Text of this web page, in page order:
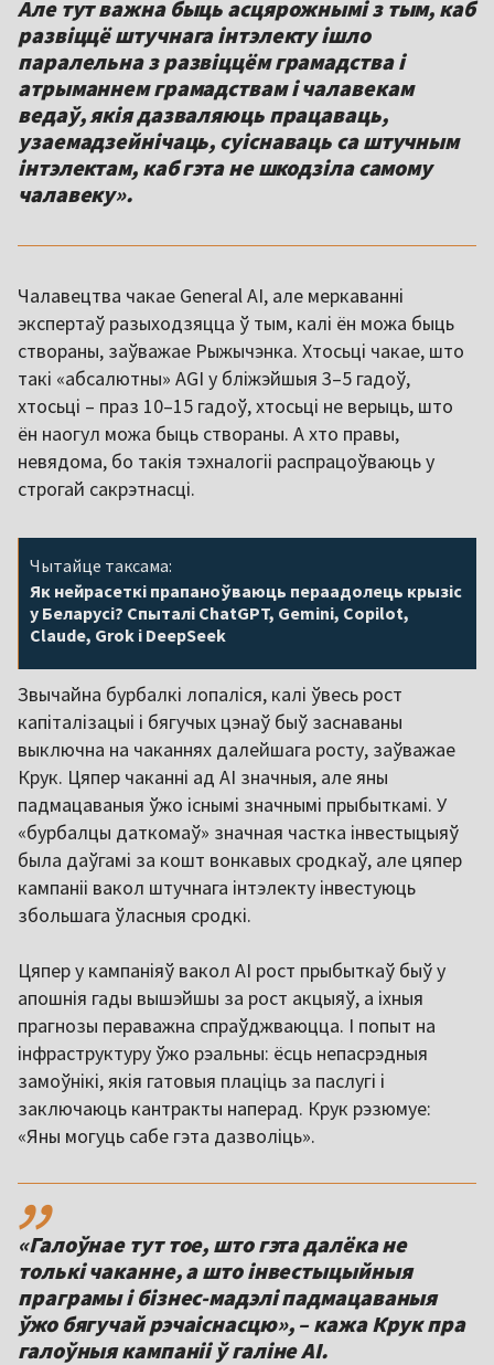
Але тут важна быць асцярожнымі з тым, каб
развіццё штучнага інтэлекту ішло
паралельна з развіццём грамадства і
атрыманнем грамадствам і чалавекам
ведаў, якія дазваляюць працаваць,
узаемадзейнічаць, суіснаваць са штучным
інтэлектам, каб гэта не шкодзіла самому
чалавеку».
Чалавецтва чакае General AI, але меркаванні
экспертаў разыходзяцца ў тым, калі ён можа быць
створаны, заўважае Рыжычэнка. Хтосьці чакае, што
такі «абсалютны» AGI у бліжэйшыя 3–5 гадоў,
хтосьці – праз 10–15 гадоў, хтосьці не верыць, што
ён наогул можа быць створаны. А хто правы,
невядома, бо такія тэхналогіі распрацоўваюць у
строгай сакрэтнасці.
Чытайце таксама:
Як нейрасеткі прапаноўваюць пераадолець крызіс
у Беларусі? Спыталі ChatGPT, Gemini, Copilot,
Claude, Grok і DeepSeek
Звычайна бурбалкі лопаліся, калі ўвесь рост
капіталізацыі і бягучых цэнаў быў заснаваны
выключна на чаканнях далейшага росту, заўважае
Крук. Цяпер чаканні ад AI значныя, але яны
падмацаваныя ўжо існымі значнымі прыбыткамі. У
«бурбалцы даткомаў» значная частка інвестыцыяў
была даўгамі за кошт вонкавых сродкаў, але цяпер
кампаніі вакол штучнага інтэлекту інвестуюць
збольшага ўласныя сродкі.
Цяпер у кампаніяў вакол AI рост прыбыткаў быў у
апошнія гады вышэйшы за рост акцыяў, а іхныя
прагнозы пераважна спраўджваюцца. І попыт на
інфраструктуру ўжо рэальны: ёсць непасрэдныя
замоўнікі, якія гатовыя плаціць за паслугі і
заключаюць кантракты наперад. Крук рэзюмуе:
«Яны могуць сабе гэта дазволіць».
,,
«Галоўнае тут тое, што гэта далёка не
толькі чаканне, а што інвестыцыйныя
праграмы і бізнес-мадэлі падмацаваныя
ўжо бягучай рэчаіснасцю», – кажа Крук пра
галоўныя кампаніі ў галіне AI.